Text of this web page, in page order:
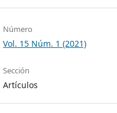
Número
Vol. 15 Núm. 1 (2021)
Sección
Artículos